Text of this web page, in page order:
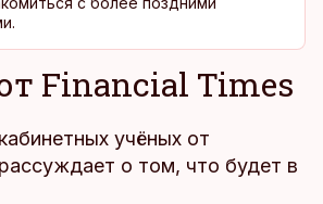
Financial Times
учёных от
о том, что будет в